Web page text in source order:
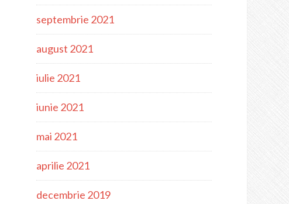
septembrie 2021
august 2021
iulie 2021
iunie 2021
mai 2021
aprilie 2021
decembrie 2019